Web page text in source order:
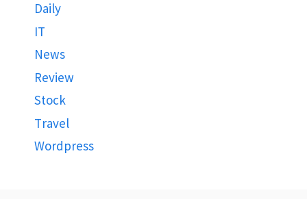
Daily
IT
News
Review
Stock
Travel
Wordpress